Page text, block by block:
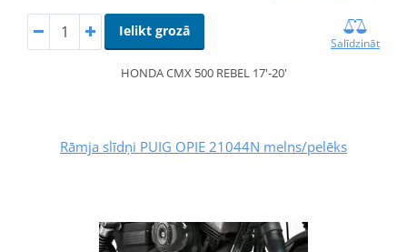
Ielikt grozā
Salīdzināt
HONDA CMX 500 REBEL 17'-20'
Rāmja slīdņi PUIG OPIE 21044N melns/pelēks